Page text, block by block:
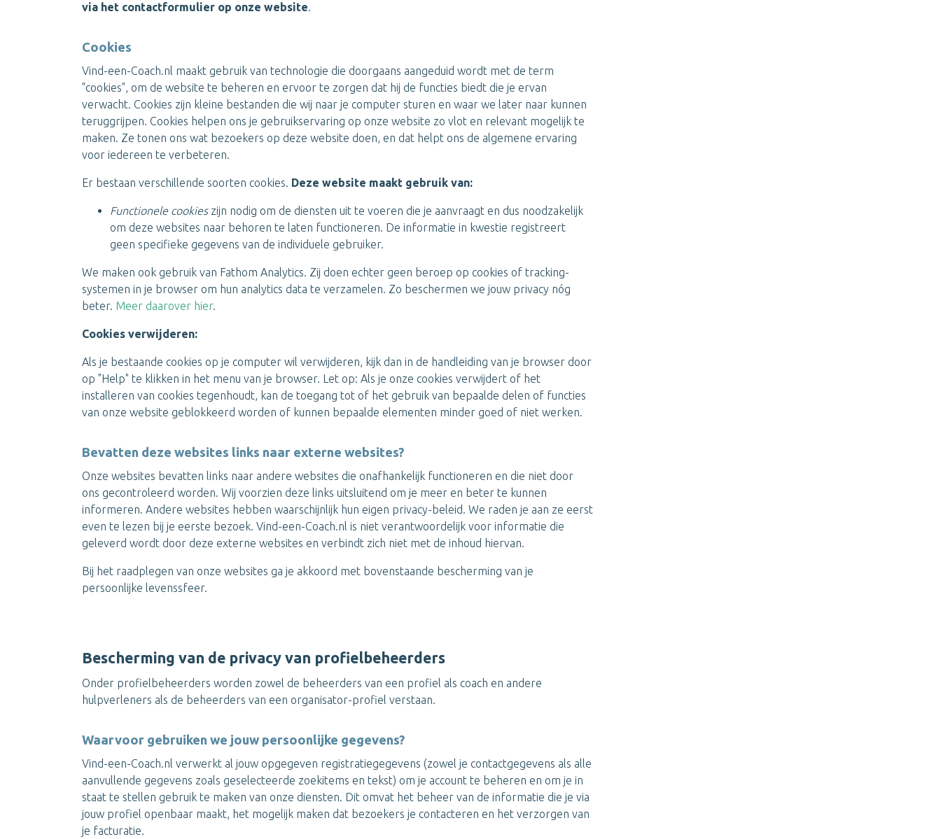
via het contactformulier op onze website.
Cookies
Vind-een-Coach.nl maakt gebruik van technologie die doorgaans aangeduid wordt met de term
"cookies", om de website te beheren en ervoor te zorgen dat hij de functies biedt die je ervan
verwacht. Cookies zijn kleine bestanden die wij naar je computer sturen en waar we later naar kunnen
teruggrijpen. Cookies helpen ons je gebruikservaring op onze website zo vlot en relevant mogelijk te
maken. Ze tonen ons wat bezoekers op deze website doen, en dat helpt ons de algemene ervaring
voor iedereen te verbeteren.
Er bestaan verschillende soorten cookies. Deze website maakt gebruik van:
Functionele cookieszijn nodig om de diensten uit te voeren die je aanvraagt en dus noodzakelijk
om deze websites naar behoren te laten functioneren. De informatie in kwestie registreert
geen specifieke gegevens van de individuele gebruiker.
We maken ook gebruik van Fathom Analytics. Zij doen echter geen beroep op cookies of tracking-
systemen in je browser om hun analytics data te verzamelen. Zo beschermen we jouw privacy nóg
beter. Meer daarover hier.
Cookies verwijderen:
Als je bestaande cookies op je computer wil verwijderen, kijk dan in de handleiding van je browser door
op "Help" te klikken in het menu van je browser. Let op: Als je onze cookies verwijdert of het
installeren van cookies tegenhoudt, kan de toegang tot of het gebruik van bepaalde delen of functies
van onze website geblokkeerd worden of kunnen bepaalde elementen minder goed of niet werken.
Bevatten deze websites links naar externe websites?
Onze websites bevatten links naar andere websites die onafhankelijk functioneren en die niet door
ons gecontroleerd worden. Wij voorzien deze links uitsluitend om je meer en beter te kunnen
informeren. Andere websites hebben waarschijnlijk hun eigen privacy-beleid. We raden je aan ze eerst
even te lezen bij je eerste bezoek. Vind-een-Coach.nl is niet verantwoordelijk voor informatie die
geleverd wordt door deze externe websites en verbindt zich niet met de inhoud hiervan.
Bij het raadplegen van onze websites ga je akkoord met bovenstaande bescherming van je
persoonlijke levenssfeer.
Bescherming van de privacy van profielbeheerders
Onder profielbeheerders worden zowel de beheerders van een profiel als coach en andere
hulpverleners als de beheerders van een organisator-profiel verstaan.
Waarvoor gebruiken we jouw persoonlijke gegevens?
Vind-een-Coach.nl verwerkt al jouw opgegeven registratiegegevens (zowel je contactgegevens als alle
aanvullende gegevens zoals geselecteerde zoekitems en tekst) om je account te beheren en om je in
staat te stellen gebruik te maken van onze diensten. Dit omvat het beheer van de informatie die je via
jouw profiel openbaar maakt, het mogelijk maken dat bezoekers je contacteren en het verzorgen van
je facturatie.